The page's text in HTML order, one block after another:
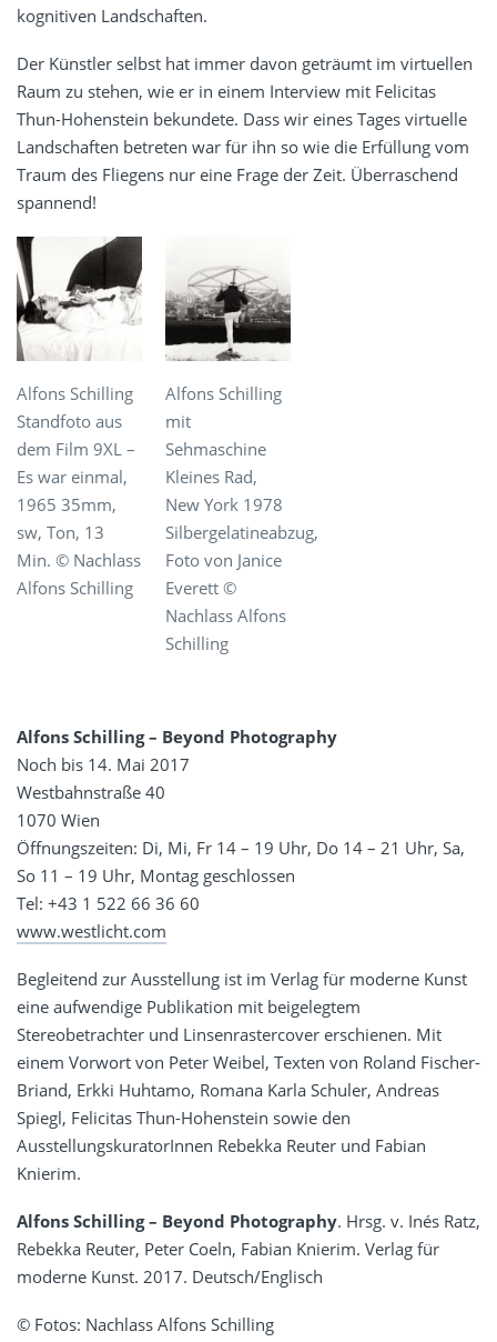
kognitiven Landschaften.
Der Künstler selbst hat immer davon geträumt im virtuellen
Raum zu stehen, wie er in einem Interview mit Felicitas
Thun-Hohenstein bekundete. Dass wir eines Tages virtuelle
Landschaften betreten war für ihn so wie die Erfüllung vom
Traum des Fliegens nur eine Frage der Zeit. Überraschend
spannend!
Alfons Schilling
Standfoto aus
dem Film 9XL –
Es war einmal,
1965 35mm,
sw, Ton, 13
Min. © Nachlass
Alfons Schilling
Alfons Schilling
mit
Sehmaschine
Kleines Rad,
New York 1978
Silbergelatineabzug,
Foto von Janice
Everett ©
Nachlass Alfons
Schilling
Alfons Schilling – Beyond Photography
Noch bis 14. Mai 2017
Westbahnstraße 40
1070 Wien
Öffnungszeiten: Di, Mi, Fr 14 – 19 Uhr, Do 14 – 21 Uhr, Sa,
So 11 – 19 Uhr, Montag geschlossen
Tel: +43 1 522 66 36 60
www.westlicht.com
Begleitend zur Ausstellung ist im Verlag für moderne Kunst
eine aufwendige Publikation mit beigelegtem
Stereobetrachter und Linsenrastercover erschienen. Mit
einem Vorwort von Peter Weibel, Texten von Roland Fischer-
Briand, Erkki Huhtamo, Romana Karla Schuler, Andreas
Spiegl, Felicitas Thun-Hohenstein sowie den
AusstellungskuratorInnen Rebekka Reuter und Fabian
Knierim.
Alfons Schilling – Beyond Photography. Hrsg. v. Inés Ratz,
Rebekka Reuter, Peter Coeln, Fabian Knierim. Verlag für
moderne Kunst. 2017. Deutsch/Englisch
© Fotos: Nachlass Alfons Schilling